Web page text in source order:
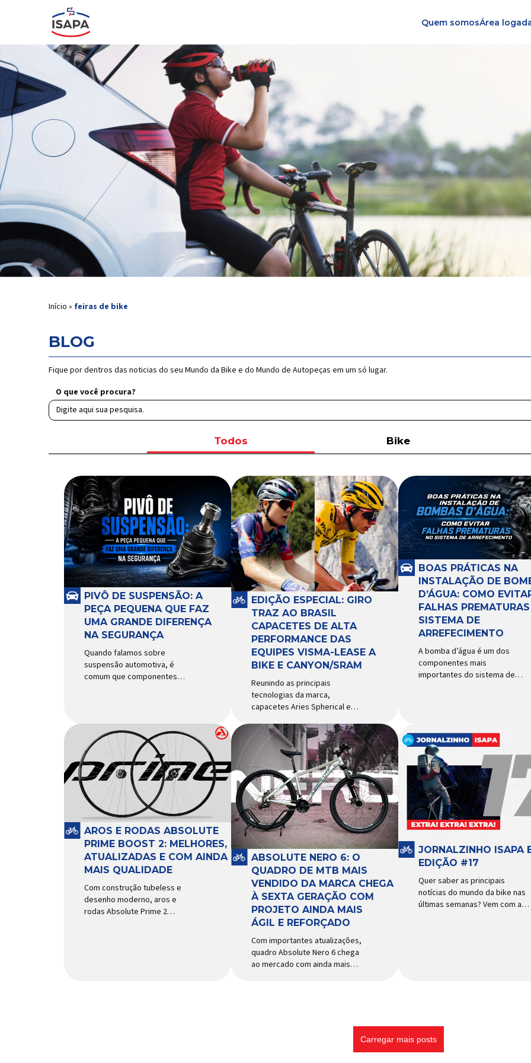
Quem somosÁrea
Início » feiras de bike
BLOG
Fique por dentros das noticias do seu Mundo da Bike e do Mundo de Autopeças em um só lugar.
O que você procura?
Todos Bike
PIVÔ DE SUSPENSÃO: A
PEÇA PEQUENA QUE FAZ
UMA GRANDE DIFERENÇA
NA SEGURANÇA
Quando falamos sobre
suspensão automotiva, é
comum que componentes
pequena que desempenha um
papel fundamental na
segurança e no
comportamento do veículo: o
pivô de suspensão.
Responsável por conectar
diferentes componentes do
sistema e permitir os
movimentos necessários
durante a condução, o pivô […]
EDIÇÃO ESPECIAL: GIRO
TRAZ AO BRASIL
CAPACETES DE ALTA
PERFORMANCE DAS
EQUIPES VISMA-LEASE A
BIKE E CANYON/SRAM
Reunindo as principais
tecnologias da marca,
capacetes Aries Spherical e
ao país com a pintura oficial
utilizada por equipes do World
Tour Patrocinadora de algumas
das principais equipes de
ciclismo do mundo, a Giro é
uma das marcas de capacetes
e acessórios para ciclismo
mais reconhecida no Brasil.
Importada e distribuída […]
BOAS PRÁTICAS NA
INSTALAÇÃO DE
D’ÁGUA: COMO
FALHAS
SISTEMA DE
ARREFECIMENTO
A bomba d’água é um dos
componentes mais
importantes do sistema de
componentes do sistema,
controlando a temperatura de
operação e evitando
superaquecimentos. Por
trabalhar constantemente
enquanto o motor está em
funcionamento, a bomba
d’água exige não apenas […]
AROS E RODAS ABSOLUTE
PRIME BOOST 2: MELHORES,
ATUALIZADAS E COM AINDA
MAIS QUALIDADE
Com construção tubeless e
desenho moderno, aros e
rodas Absolute Prime 2
ABSOLUTE NERO 6: O
QUADRO DE MTB MAIS
VENDIDO DA MARCA CHEGA
À SEXTA GERAÇÃO COM
PROJETO AINDA MAIS
ÁGIL E REFORÇADO
Com importantes atualizações,
quadro Absolute Nero 6 chega
ao mercado com ainda mais
bicicletas brasileiro chega em
JORNALZINHO ISAPA
EDIÇÃO #17
Quer saber as principais
notícias do mundo da bike nas
últimas semanas? Vem com a
Carregar mais posts